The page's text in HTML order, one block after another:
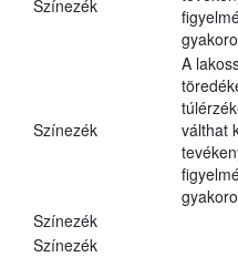
Színezék
Színezék
A
válthat
Színezék
Színezék